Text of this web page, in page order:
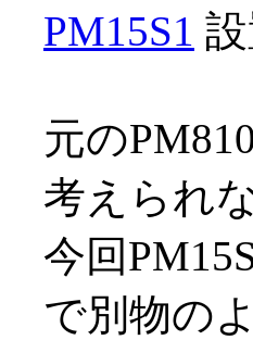
PM15S1
元の
考えられ
今回
で別物の